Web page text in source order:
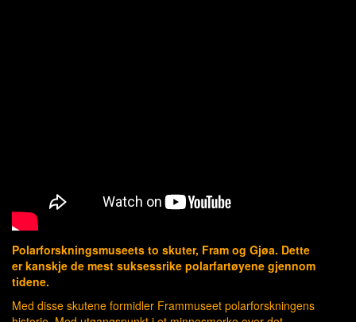
Polarforskningsmuseets to skuter, Fram og Gjøa. Dette
er kanskje de mest suksessrike polarfartøyene gjennom
tidene.
Med disse skutene formidler Frammuseet polarforskningens